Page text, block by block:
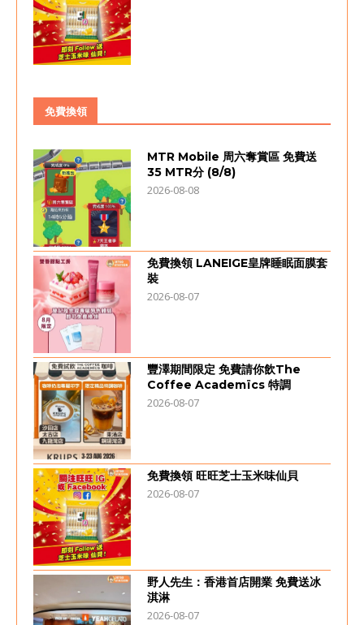
免費換領
MTR Mobile 周六奪賞區 免費送
35 MTR分 (8/8)
2026-08-08
免費換領 LANEIGE皇牌睡眠面膜套
裝
2026-08-07
豐澤期間限定 免費請你飲The
Coffee Academïcs 特調
2026-08-07
免費換領 旺旺芝士玉米味仙貝
2026-08-07
野人先生：香港首店開業 免費送冰
淇淋
2026-08-07